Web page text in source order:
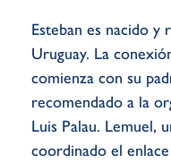
Esteban es nacido y
Uruguay. La
comienza con su
recomendado a la
Luis Palau. Lemuel,
coordinado el